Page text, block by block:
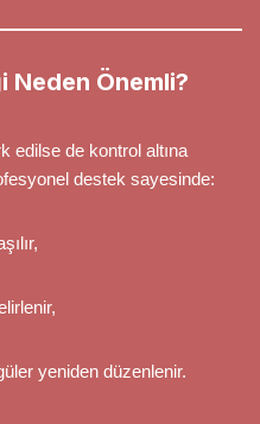
Neden Önemli?
edilse de kontrol altına
destek sayesinde:
yeniden düzenlenir.